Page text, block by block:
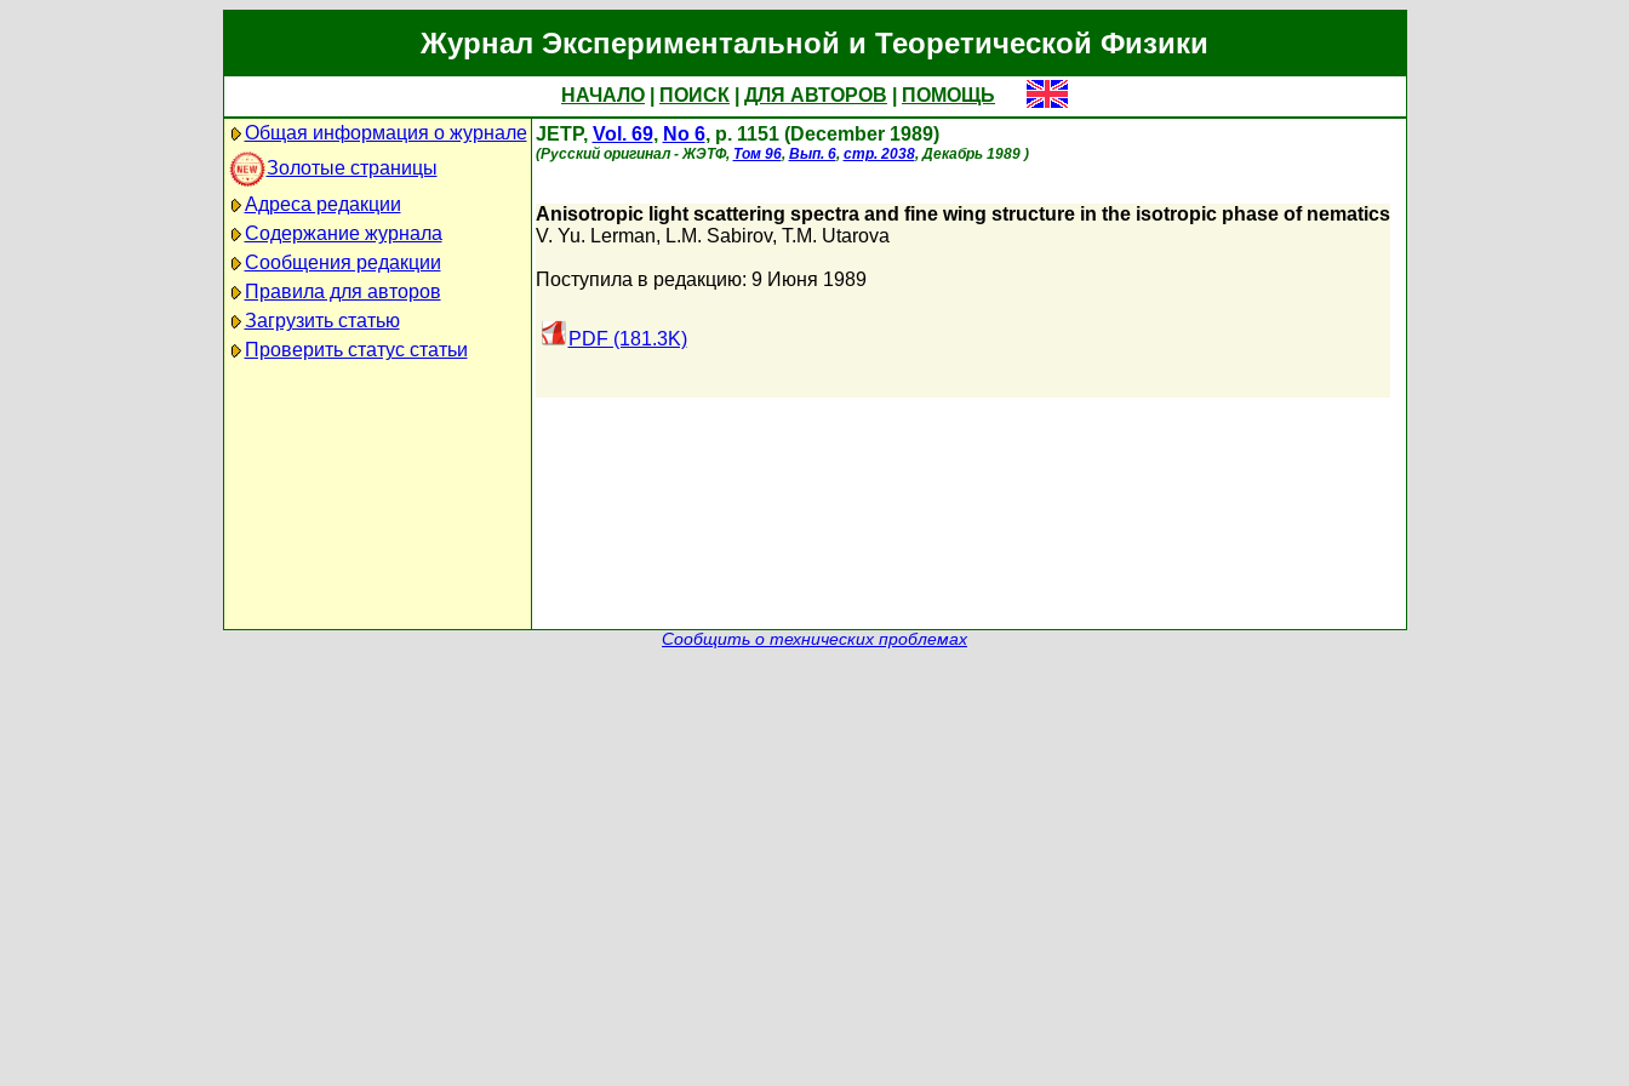
Журнал Экспериментальной и Теоретической Физики
НАЧАЛО ПОИСК ДЛЯ АВТОРОВ
ПОМОЩЬ
Общая информация о журнале
Золотые страницы
Адреса редакции
Содержание журнала
Сообщения редакции
Правила для авторов
Загрузить статью
Проверить статус статьи
JETP, Vol. 69, No 6, p. 1151 (December 1989)
(Русский оригинал - ЖЭТФ, Том 96, Вып. 6, стр. 2038, Декабрь 1989 )
Anisotropic light scattering spectra and fine wing structure in the isotropic phase of nematics
V. Yu. Lerman, L.M. Sabirov, T.M. Utarova
Поступила в редакцию: 9 Июня 1989
PDF (181.3K)
Сообщить о технических проблемах